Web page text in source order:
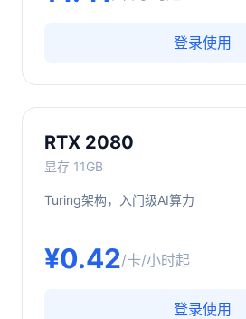
登录使用
RTX 2080
显存 11GB
Turing架构，入门级AI算力
¥0.42/卡/小时起
登录使用